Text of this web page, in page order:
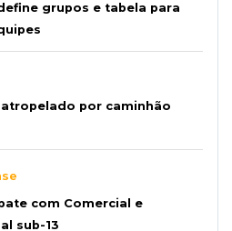
grupos e tabela para
por caminhão
com Comercial e
sub-13